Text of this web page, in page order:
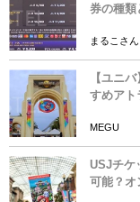
券の種類
まるこさん
【ユニ
すめアト
MEGU
USJチケ
可能？オ